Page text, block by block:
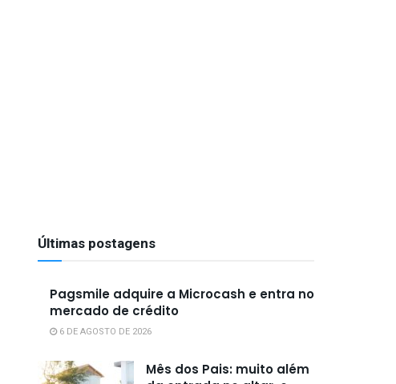
Últimas postagens
Pagsmile adquire a Microcash e entra no
mercado de crédito
6 DE AGOSTO DE 2026
Mês dos Pais: muito além